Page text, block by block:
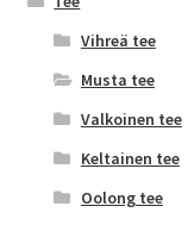
Vihreä tee
Musta tee
Valkoinen tee
Keltainen tee
Oolong tee